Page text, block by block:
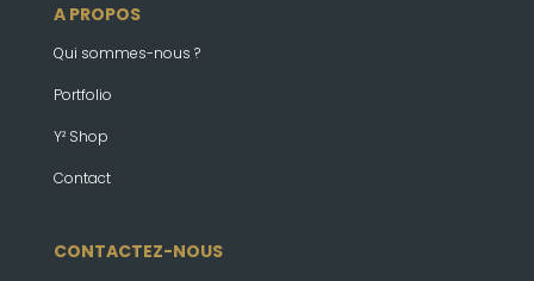
A PROPOS
Qui sommes-nous ?
Portfolio
Y² Shop
Contact
CONTACTEZ-NOUS